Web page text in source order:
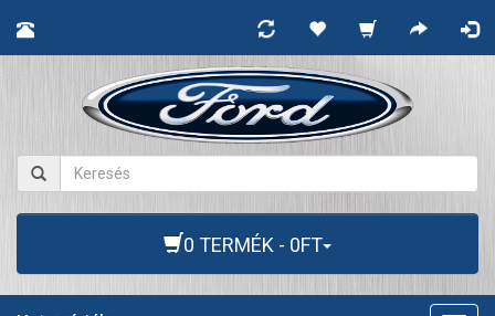
0 TERMÉK - 0FT